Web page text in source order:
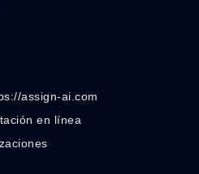
assign-ai.com
en línea